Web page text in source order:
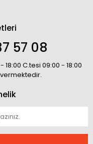
57 08
C.tesi 09:00 - 18:00